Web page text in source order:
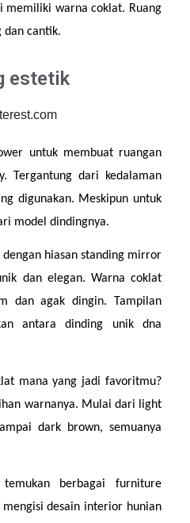
memiliki warna coklat. Ruang
dan cantik.
estetik
untuk membuat ruangan
Tergantung dari kedalaman
digunakan. Meskipun untuk
model dindingnya.
hiasan standing mirror
dan elegan. Warna coklat
dan agak dingin. Tampilan
antara dinding unik dna
mana yang jadi favoritmu?
warnanya. Mulai dari light
dark brown, semuanya
berbagai furniture
desain interior hunian